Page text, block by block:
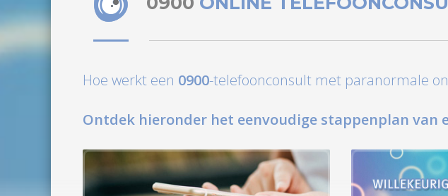
Hoe werkt een 0900-telefoonconsult met paranormale
Ontdek hieronder het eenvoudige stappenplan